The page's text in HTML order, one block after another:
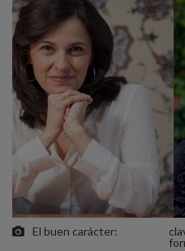
El buen carácter: